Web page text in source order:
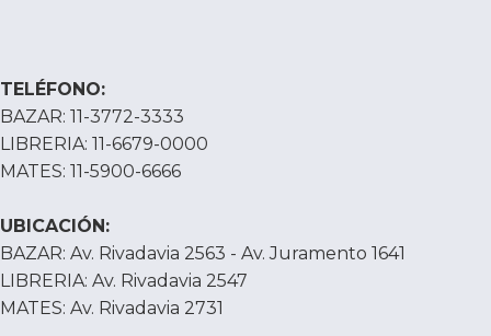
TELÉFONO:
BAZAR: 11-3772-3333
LIBRERIA: 11-6679-0000
MATES: 11-5900-6666
UBICACIÓN:
BAZAR: Av. Rivadavia 2563 - Av. Juramento 1641
LIBRERIA: Av. Rivadavia 2547
MATES: Av. Rivadavia 2731